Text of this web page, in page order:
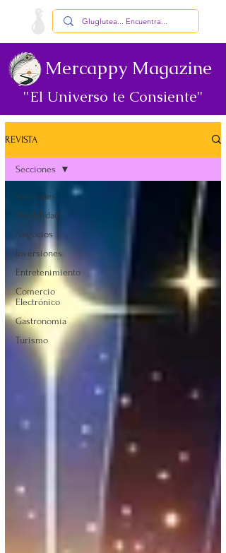
Mercappy Magazine
"El Universo te Consiente"
REVISTA
Secciones
Mentalidad
Negocios
Inversiones
Entretenimiento
Comercio
Electrónico
Gastronomía
Turismo
Secciones